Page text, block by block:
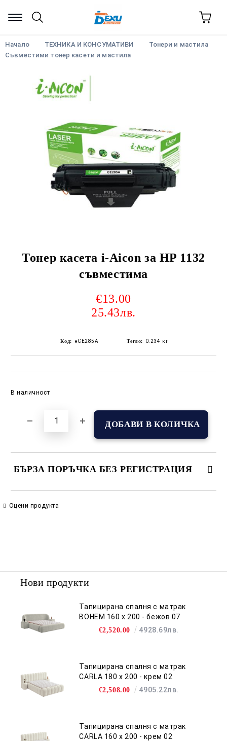
Начало ТЕХНИКА И КОНСУМАТИВИ
Тонери и мастила
Съвместими тонер касети и мастила
Тонер касета i-Aicon за HP 1132
съвместима
€13.00
25.43лв.
Код: нCE285A Тегло: 0.234 кг
В наличност
БЪРЗА ПОРЪЧКА БЕЗ РЕГИСТРАЦИЯ
Оцени продукта
Нови продукти
Тапицирана спалня с матрак
BOHEM 160 х 200 - бежов 07
€2,520.00 4928.69лв.
Тапицирана спалня с матрак
CARLA 180 х 200 - крем 02
€2,508.00 4905.22лв.
Тапицирана спалня с матрак
CARLA 160 х 200 - крем 02